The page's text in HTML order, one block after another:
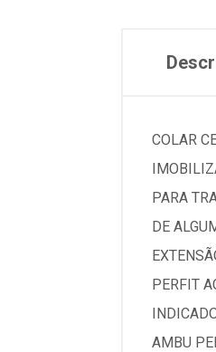
COLAR
PARA
DE
PERFIT
AMBU